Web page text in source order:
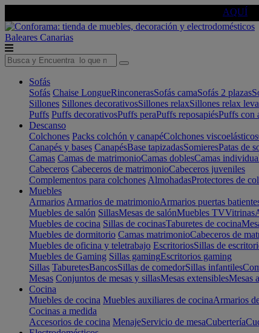
AQUÍ
Baleares Canarias
Sofás
Sofás Chaise LongueRinconerasSofás camaSofás 2 plazas
Sillones Sillones decorativosSillones relaxSillones relax
Puffs Puffs decorativosPuffs peraPuffs reposapiésPuffs con
Descanso
Colchones Packs colchón y canapéColchones viscoelásticos
Canapés y bases CanapésBase tapizadasSomieresPatas de
Camas Camas de matrimonioCamas doblesCamas
Cabeceros Cabeceros de matrimonioCabeceros juveniles
Complementos para colchones AlmohadasProtectores de
Muebles
Armarios Armarios de matrimonioArmarios puertas
Muebles de salón SillasMesas de salónMuebles TVVitrinas
Muebles de cocina Sillas de cocinasTaburetes de cocina
Muebles de dormitorio Camas matrimonioCabeceros de
Muebles de oficina y teletrabajo EscritoriosSillas de
Muebles de Gaming Sillas gamingEscritorios gaming
Sillas TaburetesBancosSillas de comedorSillas infantiles
Mesas Conjuntos de mesas y sillasMesas extensiblesMesas
Cocina
Muebles de cocina Muebles auxiliares de cocinaArmarios
Cocinas a medida
Accesorios de cocina MenajeServicio de mesaCubertería